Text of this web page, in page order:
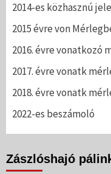
2014-es közhasznú
2015 évre von
2016. évre vonatkozó
2017. évre vonatk
2018. évre vonatk
2022-es beszámoló
Zászlóshajó